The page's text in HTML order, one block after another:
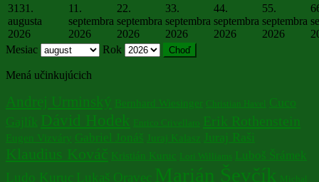
3131.
augusta
2026
11.
septembra
2026
22.
septembra
2026
33.
septembra
2026
44.
septembra
2026
55.
septembra
2026
6
Mesiac
Rok
Mená učinkujúcich
Andrej Urminský Bernhard Wiesinger Christian Havel Cuco
Gajlík Dávid Hodek Enrico Crivellaro Erik Rothenstein
Eugen Vizváry Gabriel Jonáš Juraj Kalasz Juraj Raši
Klaudius Kováč Kristián Kuruc Lori Williams Luboš Šrámek
Ludo Kuruc Lukaš Oravec Marián Ševčík Michal